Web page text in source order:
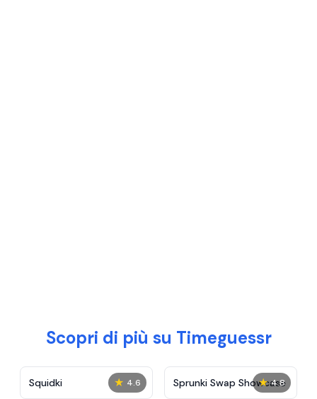
Scopri di più su Timeguessr
★ 4.6
Squidki ★ 4.8
Sprunki Swap Showcase